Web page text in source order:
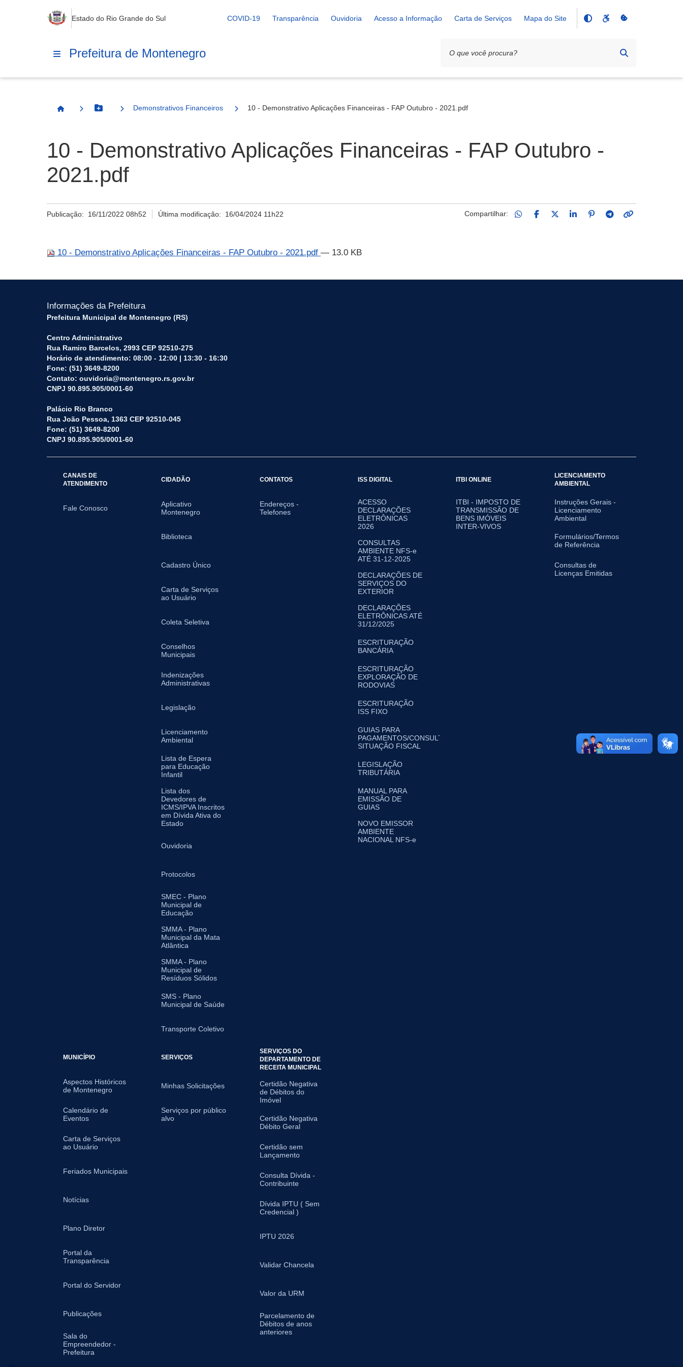
Estado do Rio Grande do Sul COVID-19 Transparência Ouvidoria Acesso a Informação Carta de Serviços Mapa do Site
Prefeitura de Montenegro
Página InicialBotão Menu
Demonstrativos Financeiros 10 - Demonstrativo Aplicações Financeiras - FAP Outubro - 2021.pdf
10 - Demonstrativo Aplicações Financeiras - FAP Outubro -
2021.pdf
Publicação: 16/11/2022 08h52 Última modificação: 16/04/2024 11h22 Compartilhar:
10 - Demonstrativo Aplicações Financeiras - FAP Outubro - 2021.pdf — 13.0 KB
Informações da Prefeitura
Prefeitura Municipal de Montenegro (RS)
Centro Administrativo
Rua Ramiro Barcelos, 2993 CEP 92510-275
Horário de atendimento: 08:00 - 12:00 | 13:30 - 16:30
Fone: (51) 3649-8200
Contato: ouvidoria@montenegro.rs.gov.br
CNPJ 90.895.905/0001-60
Palácio Rio Branco
Rua João Pessoa, 1363 CEP 92510-045
Fone: (51) 3649-8200
CNPJ 90.895.905/0001-60
CANAIS DE
ATENDIMENTO
Fale Conosco
CIDADÃO
Aplicativo
Montenegro
Biblioteca
Cadastro Único
Carta de Serviços
ao Usuário
Coleta Seletiva
Conselhos
Municipais
Indenizações
Administrativas
Legislação
Licenciamento
Ambiental
Lista de Espera
para Educação
Infantil
Lista dos
Devedores de
ICMS/IPVA Inscritos
em Dívida Ativa do
Estado
Ouvidoria
Protocolos
SMEC - Plano
Municipal de
Educação
SMMA - Plano
Municipal da Mata
Atlântica
SMMA - Plano
Municipal de
Resíduos Sólidos
SMS - Plano
Municipal de Saúde
Transporte Coletivo
CONTATOS
Endereços -
Telefones
ISS DIGITAL
ACESSO
DECLARAÇÕES
ELETRÔNICAS
2026
CONSULTAS
AMBIENTE NFS-e
ATÉ 31-12-2025
DECLARAÇÕES DE
SERVIÇOS DO
EXTERIOR
DECLARAÇÕES
ELETRÔNICAS ATÉ
31/12/2025
ESCRITURAÇÃO
BANCÁRIA
ESCRITURAÇÃO
EXPLORAÇÃO DE
RODOVIAS
ESCRITURAÇÃO
ISS FIXO
GUIAS PARA
PAGAMENTOS/CONSULTA
SITUAÇÃO FISCAL
LEGISLAÇÃO
TRIBUTÁRIA
MANUAL PARA
EMISSÃO DE
GUIAS
NOVO EMISSOR
AMBIENTE
NACIONAL NFS-e
ITBI ONLINE
ITBI - IMPOSTO DE
TRANSMISSÃO DE
BENS IMÓVEIS
INTER-VIVOS
LICENCIAMENTO
AMBIENTAL
Instruções Gerais -
Licenciamento
Ambiental
Formulários/Termos
de Referência
Consultas de
Licenças Emitidas
MUNICÍPIO
Aspectos Históricos
de Montenegro
Calendário de
Eventos
Carta de Serviços
ao Usuário
Feriados Municipais
Notícias
Plano Diretor
Portal da
Transparência
Portal do Servidor
Publicações
Sala do
Empreendedor -
Prefeitura
SERVIÇOS
Minhas Solicitações
Serviços por público
alvo
SERVIÇOS DO
DEPARTAMENTO DE
RECEITA MUNICIPAL
Certidão Negativa
de Débitos do
Imóvel
Certidão Negativa
Débito Geral
Certidão sem
Lançamento
Consulta Dívida -
Contribuinte
Dívida IPTU ( Sem
Credencial )
IPTU 2026
Validar Chancela
Valor da URM
Parcelamento de
Débitos de anos
anteriores